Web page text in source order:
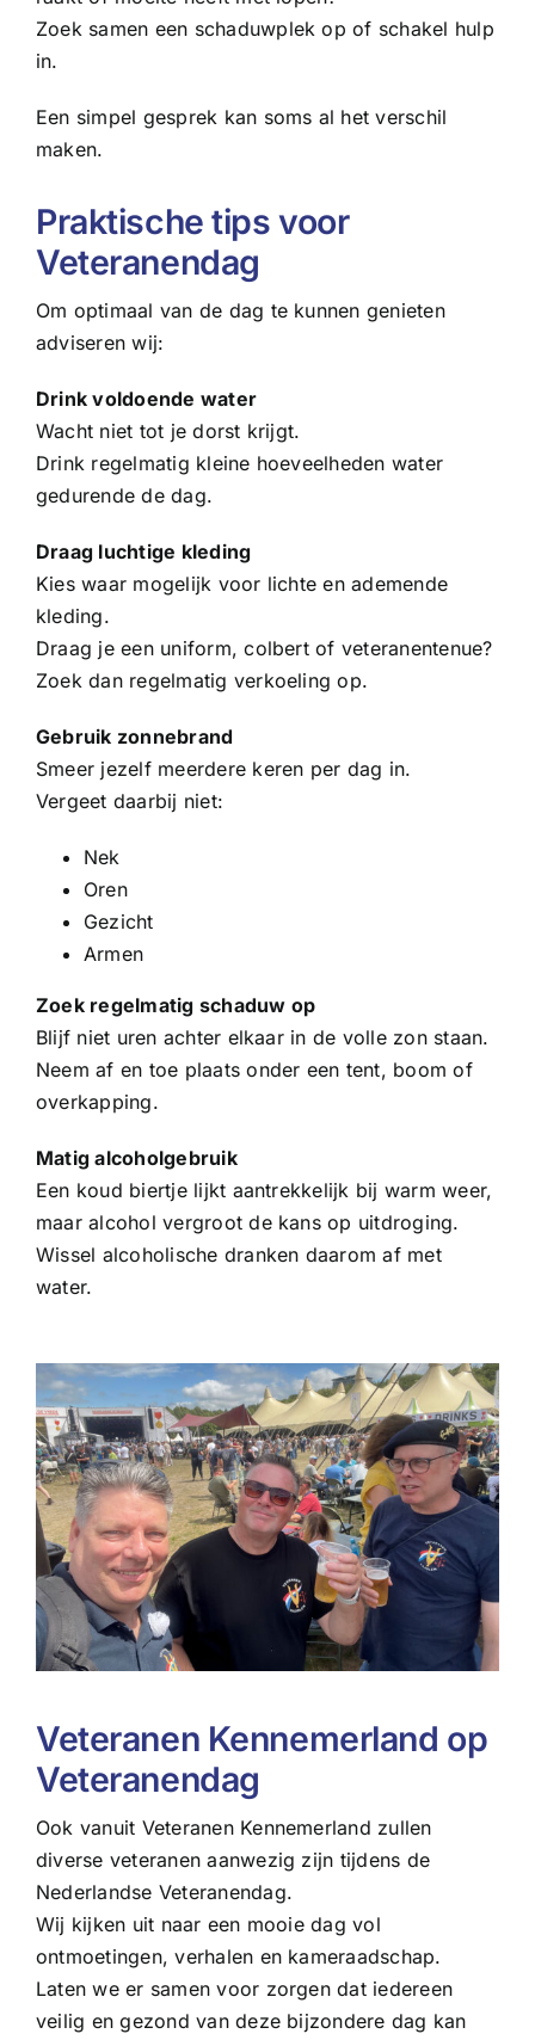
Zoek samen een schaduwplek op of schakel hulp
in.
Een simpel gesprek kan soms al het verschil
maken.
Praktische tips voor
Veteranendag
Om optimaal van de dag te kunnen genieten
adviseren wij:
Drink voldoende water
Wacht niet tot je dorst krijgt.
Drink regelmatig kleine hoeveelheden water
gedurende de dag.
Draag luchtige kleding
Kies waar mogelijk voor lichte en ademende
kleding.
Draag je een uniform, colbert of veteranentenue?
Zoek dan regelmatig verkoeling op.
Gebruik zonnebrand
Smeer jezelf meerdere keren per dag in.
Vergeet daarbij niet:
Nek
Oren
Gezicht
Armen
Zoek regelmatig schaduw op
Blijf niet uren achter elkaar in de volle zon staan.
Neem af en toe plaats onder een tent, boom of
overkapping.
Matig alcoholgebruik
Een koud biertje lijkt aantrekkelijk bij warm weer,
maar alcohol vergroot de kans op uitdroging.
Wissel alcoholische dranken daarom af met
water.
Veteranen Kennemerland op
Veteranendag
Ook vanuit Veteranen Kennemerland zullen
diverse veteranen aanwezig zijn tijdens de
Nederlandse Veteranendag.
Wij kijken uit naar een mooie dag vol
ontmoetingen, verhalen en kameraadschap.
Laten we er samen voor zorgen dat iedereen
veilig en gezond van deze bijzondere dag kan